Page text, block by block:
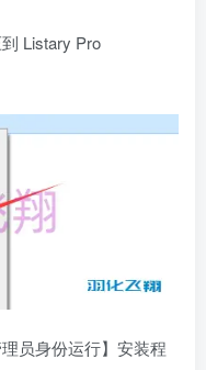
Listary Pro
员身份运行】安装程